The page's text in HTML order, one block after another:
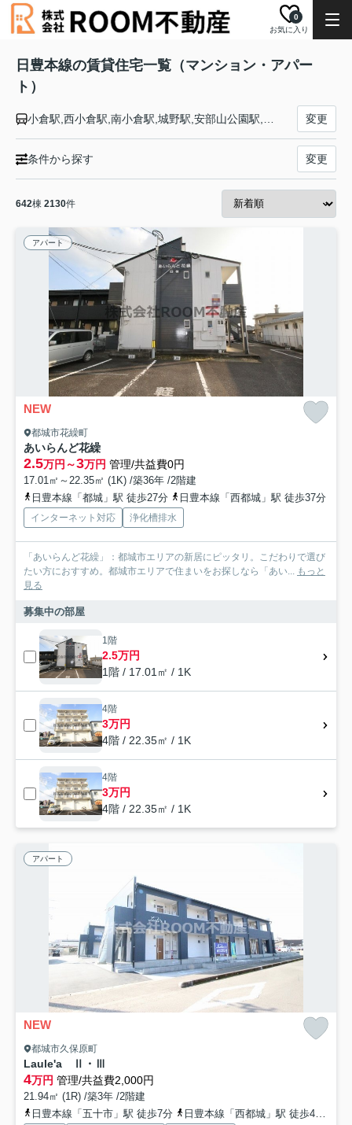
お気に入り
0
日豊本線の賃貸住宅一覧（マンション・アパー
ト）
変更
条件から探す 変更
642棟 2130件
アパート
NEW
都城市花繰町
あいらんど花繰
2.5万円～3万円 管理/共益費0円
17.01㎡～22.35㎡ (1K) /築36年 /2階建
日豊本線「都城」駅 徒歩27分
日豊本線「西都城」駅 徒歩37分
インターネット対応 浄化槽排水
「あいらんど花繰」：都城市エリアの新居にピッタリ。こだわりで選び
たい方におすすめ。都城市エリアで住まいをお探しなら「あい... もっと
見る
募集中の部屋
1階
2.5万円
1階 / 17.01㎡ / 1K
4階
3万円
4階 / 22.35㎡ / 1K
4階
3万円
4階 / 22.35㎡ / 1K
アパート
NEW
都城市久保原町
Laule'a Ⅱ・Ⅲ
4万円 管理/共益費2,000円
21.94㎡ (1R) /築3年 /2階建
日豊本線「五十市」駅 徒歩7分
日豊本線「西都城」駅 徒歩41分